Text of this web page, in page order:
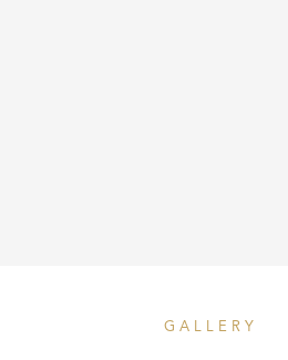
GALLERY